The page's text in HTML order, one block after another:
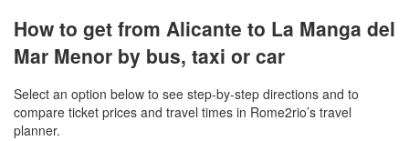
How to get from Alicante to La Manga del
Mar Menor by bus, taxi or car
Select an option below to see step-by-step directions and to
compare ticket prices and travel times in Rome2rio’s travel
planner.